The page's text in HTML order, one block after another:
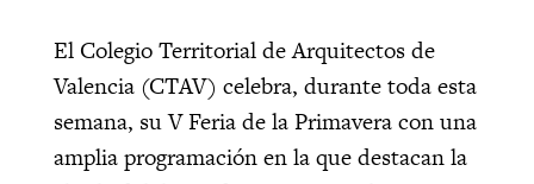
El Colegio Territorial de Arquitectos de
Valencia (CTAV) celebra, durante toda esta
semana, su V Feria de la Primavera con una
amplia programación en la que destacan la